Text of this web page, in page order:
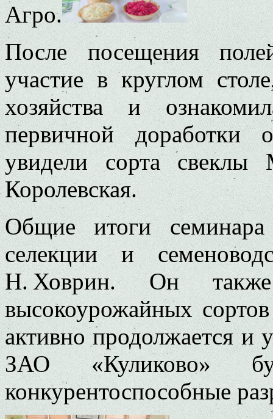
Агро.
После посещения
участие в круглом
хозяйства и
первичной
увидели сорта
Королевская.
Общие итоги семинара
селекции и
Н. Ховрин. Он
высокоурожайных
активно продолжается и
ЗАО «Куликово»
конкурентоспособные